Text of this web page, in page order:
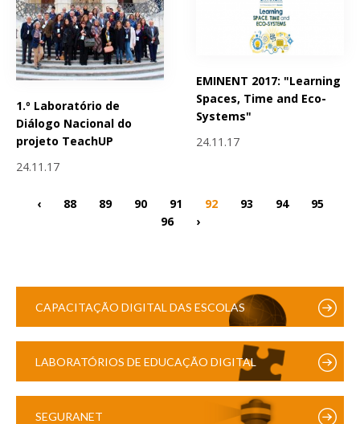
1.º Laboratório de
Diálogo Nacional do
projeto TeachUP
24.11.17
EMINENT 2017: "Learning
Spaces, Time and Eco-
Systems"
24.11.17
‹ 88 89 90 91 92 93 94
95
96
›
CAPACITAÇÃO DIGITAL DAS ESCOLAS
LABORATÓRIOS DE EDUCAÇÃO DIGITAL
SEGURANET